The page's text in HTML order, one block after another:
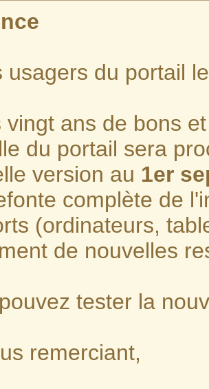
usagers du portail
vingt ans de bons
du portail sera
version au 1er
complète de
(ordinateurs,
de nouvelles
tester la
remerciant,